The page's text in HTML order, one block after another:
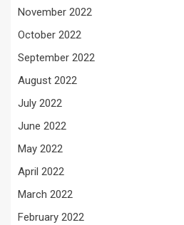
November 2022
October 2022
September 2022
August 2022
July 2022
June 2022
May 2022
April 2022
March 2022
February 2022